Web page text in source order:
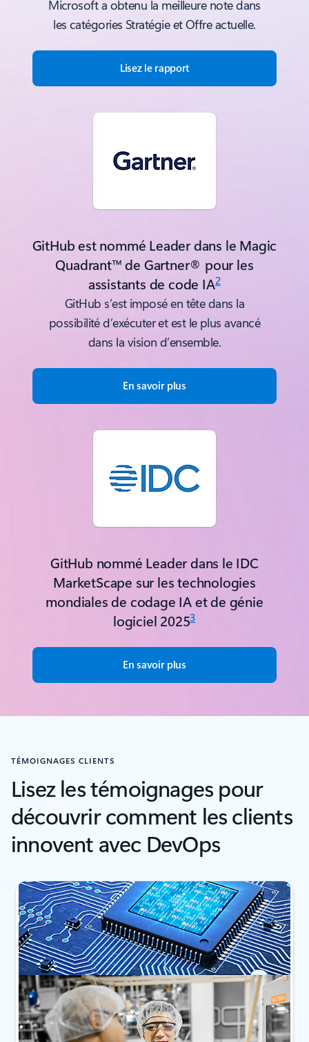
Microsoft a obtenu la meilleure note dans
les catégories Stratégie et Offre actuelle.
Lisez le rapport
GitHub est nommé Leader dans le Magic
Quadrant™ de Gartner® pour les
assistants de code IA2
GitHub s’est imposé en tête dans la
possibilité d’exécuter et est le plus avancé
dans la vision d’ensemble.
En savoir plus
GitHub nommé Leader dans le IDC
MarketScape sur les technologies
mondiales de codage IA et de génie
logiciel 20253
En savoir plus
TÉMOIGNAGES CLIENTS
Lisez les témoignages pour
découvrir comment les clients
innovent avec DevOps
Affichage de la diapositive 1 de 6